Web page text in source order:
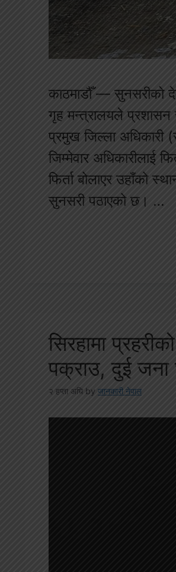
काठमाडौँ — सुनसरीको
गृह मन्त्रालयले प्रशासन
प्रमुख जिल्ला अधिकारी
जिम्मेवार अधिकारीलाई
फिर्ता बोलाएर उहाँको
सुनसरी पठाएको छ। …
सिरहामा
पक्राउ, दुई जना
२ हप्ता अघि by जानकारी नेपाल